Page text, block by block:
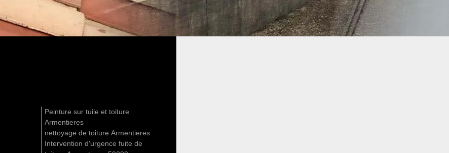
Peinture sur tuile et toiture
Armentieres
nettoyage de toiture Armentieres
Intervention d'urgence fuite de